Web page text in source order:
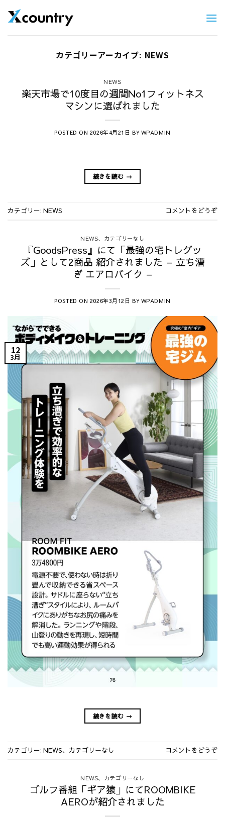
カテゴリーアーカイブ: NEWS
NEWS
楽天市場で10度目の週間No1フィットネス
マシンに選ばれました
POSTED ON 2026年4月21日 BY WPADMIN
続きを読む →
カテゴリー: NEWS コメントをどうぞ
NEWS、 カテゴリーなし
『GoodsPress』にて「最強の宅トレグッ
ズ」として2商品 紹介されました – 立ち漕
ぎ エアロバイク –
POSTED ON 2026年3月12日 BY WPADMIN
12
3月
続きを読む →
カテゴリー: NEWS、 カテゴリーなし コメントをどうぞ
NEWS、 カテゴリーなし
ゴルフ番組「ギア猿」にてROOMBIKE
AEROが紹介されました